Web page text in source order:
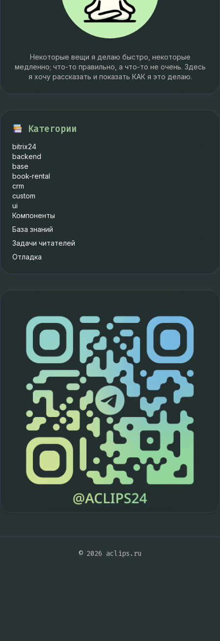
Некоторые вещи я делаю быстро, некоторые
медленно; что-то правильно, а что-то не очень. Здесь
я хочу рассказать и показать КАК я это делаю.
Категории
bitrix24
backend
base
book-rental
crm
custom
ui
Компоненты
База знаний
Задачи читателей
Отладка
© 2026 aclips.ru